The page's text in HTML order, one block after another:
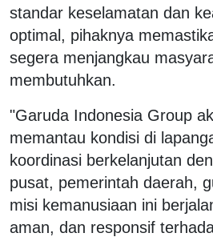
standar keselamatan dan
optimal, pihaknya
segera menjangkau
membutuhkan.
"Garuda Indonesia Group
memantau kondisi di
koordinasi berkelanjutan
pusat, pemerintah daerah,
misi kemanusiaan ini
aman, dan responsif